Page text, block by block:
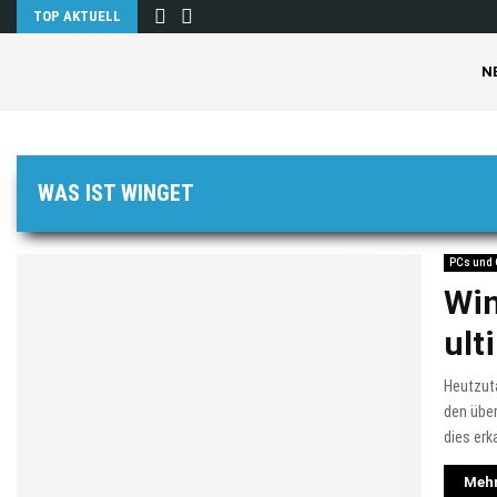
TOP AKTUELL
WAS IST WINGET
PCs und
den
dies